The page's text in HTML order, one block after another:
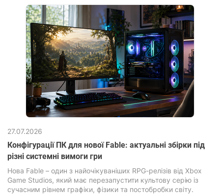
27.07.2026
Конфігурації ПК для нової Fable: актуальні збірки під
різні системні вимоги гри
Нова Fable – один з найочікуваніших RPG-релізів від Xbox
Game Studios, який має перезапустити культову серію із
сучасним рівнем графіки, фізики та постобробки світу.